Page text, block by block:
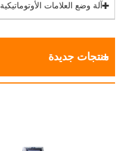
آلة وضع العلامات الأوتوماتيكية
منتجات جديدة